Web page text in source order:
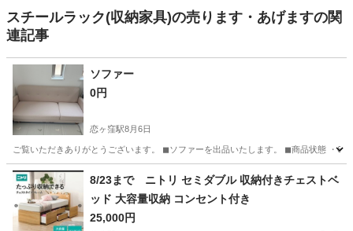
スチールラック(収納家具)の売ります・あげますの関
連記事
ソファー
0円
恋ヶ窪駅8月6日
ご覧いただきありがとうございます。 ◼︎ソファーを出品いたします。 ◼︎商品状態 ・6
東京 国分寺市 恋ヶ窪駅 家具
8/23まで ニトリ セミダブル 収納付きチェストベ
ッド 大容量収納 コンセント付き
25,000円